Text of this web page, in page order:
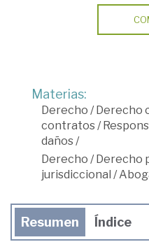
Materias:
Derecho /Derecho
contratos /
daños /
Derecho /Derecho
jurisdiccional /
Resumen Índice